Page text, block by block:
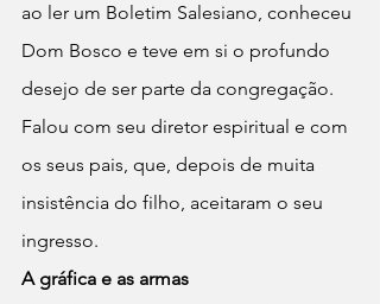
ao ler um Boletim Salesiano, conheceu
Dom Bosco e teve em si o profundo
desejo de ser parte da congregação.
Falou com seu diretor espiritual e com
os seus pais, que, depois de muita
insistência do filho, aceitaram o seu
ingresso.
A gráfica e as armas